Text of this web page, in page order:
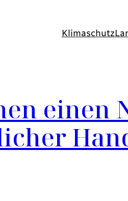
Klimaschutz
einen